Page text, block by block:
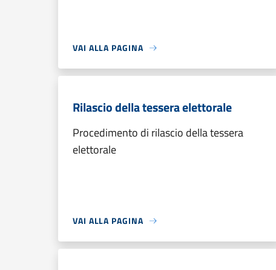
VAI ALLA PAGINA
Rilascio della tessera elettorale
Procedimento di rilascio della tessera
elettorale
VAI ALLA PAGINA